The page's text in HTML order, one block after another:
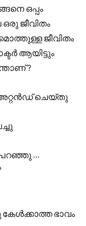
ഒപ്പം
ജീവിതം
ജീവിതം
ആയിട്ടും
?
അറ്റൻഡ് ചെയ്തു
പറഞ്ഞു …
ഭാവം